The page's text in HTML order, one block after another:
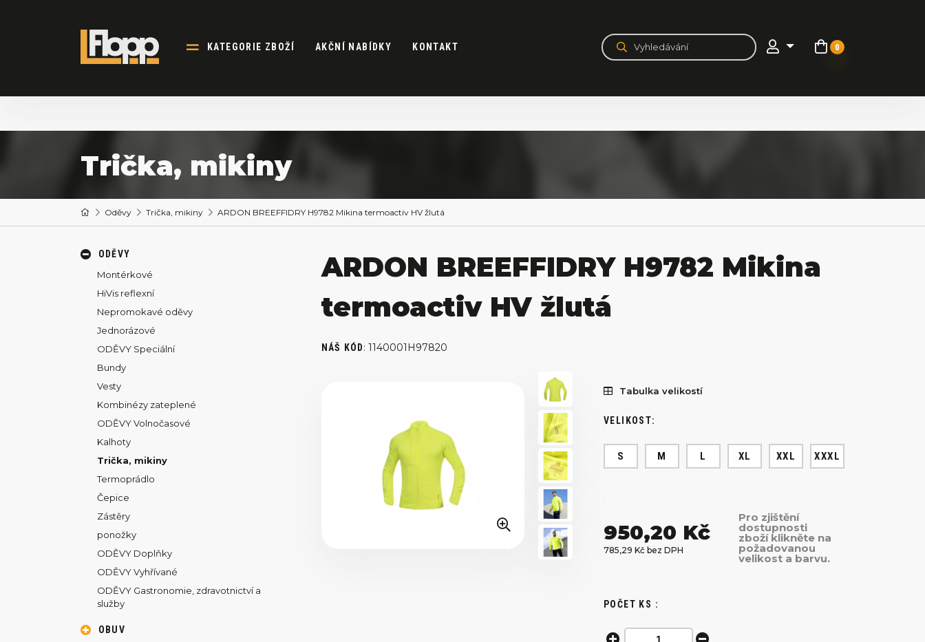
KATEGORIE ZBOŽÍ AKČNÍ NABÍDKY KONTAKT 0
Trička, mikiny
Oděvy Trička, mikiny ARDON BREEFFIDRY H9782 Mikina termoactiv HV žlutá
ODĚVY
Montérkové
HiVis reflexní
Nepromokavé oděvy
Jednorázové
ODĚVY Speciální
Bundy
Vesty
Kombinézy zateplené
ODĚVY Volnočasové
Kalhoty
Trička, mikiny
Termoprádlo
Čepice
Zástěry
ponožky
ODĚVY Doplňky
ODĚVY Vyhřívané
ODĚVY Gastronomie, zdravotnictví a
služby
OBUV
ARDON BREEFFIDRY H9782 Mikina
termoactiv HV žlutá
NÁŠ KÓD:1140001H97820
Tabulka velikostí
VELIKOST:
S M L XL XXL XXXL
950,20 Kč
785,29 Kč bez DPH
Pro zjištění
dostupnosti
zboží klikněte na
požadovanou
velikost a barvu.
POČET KS :